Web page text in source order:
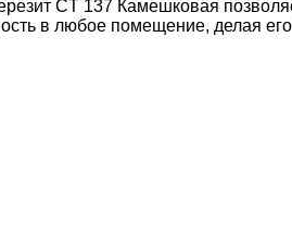
CT 137 Камешковая
в любое помещение, делая